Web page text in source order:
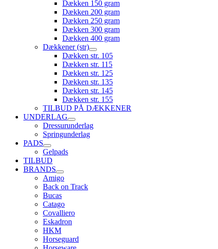
Dækken 150 gram
Dækken 200 gram
Dækken 250 gram
Dækken 300 gram
Dækken 400 gram
Dækkener (str)
Dækken str. 105
Dækken str. 115
Dækken str. 125
Dækken str. 135
Dækken str. 145
Dækken str. 155
TILBUD PÅ DÆKKENER
UNDERLAG
Dressurunderlag
Springunderlag
PADS
Gelpads
TILBUD
BRANDS
Amigo
Back on Track
Bucas
Catago
Covalliero
Eskadron
HKM
Horseguard